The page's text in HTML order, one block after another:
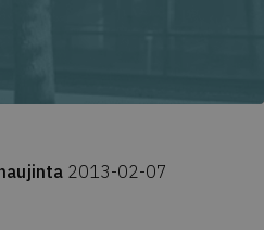
2013-02-07